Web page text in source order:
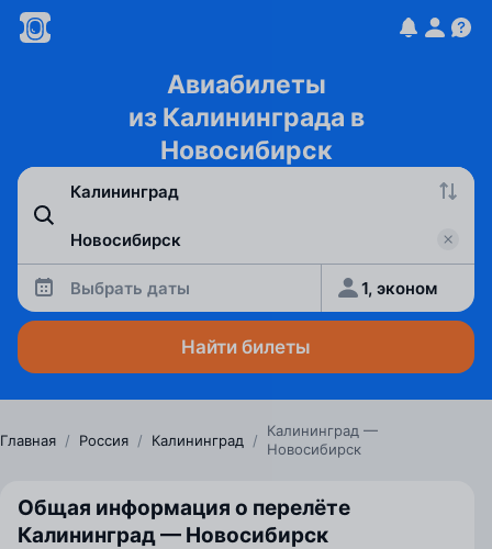
Авиабилеты
из Калининграда в
Новосибирск
Выбрать даты 1, эконом
Найти билеты
Главная / Россия / Калининград /
Калининград —
Новосибирск
Общая информация о перелёте
Калининград — Новосибирск